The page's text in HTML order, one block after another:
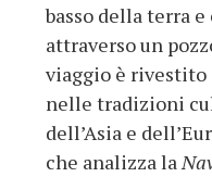
basso della terra
attraverso un
viaggio è
nelle tradizioni
dell’Asia e
che analizza la